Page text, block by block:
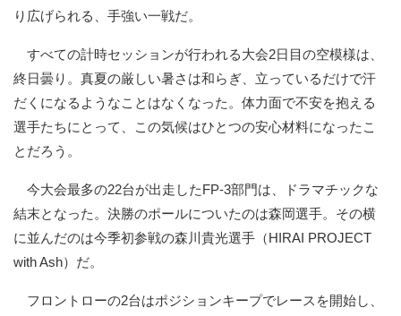
り広げられる、手強い一戦だ。
すべての計時セッションが行われる大会2日目の空模様は、
終日曇り。真夏の厳しい暑さは和らぎ、立っているだけで汗
だくになるようなことはなくなった。体力面で不安を抱える
選手たちにとって、この気候はひとつの安心材料になったこ
とだろう。
今大会最多の22台が出走したFP-3部門は、ドラマチックな
結末となった。決勝のポールについたのは森岡選手。その横
に並んだのは今季初参戦の森川貴光選手（HIRAI PROJECT
with Ash）だ。
フロントローの2台はポジションキープでレースを開始し、